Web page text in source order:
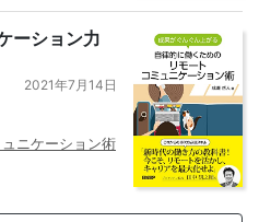
ーション力
2021年7月14日
ニケーション術